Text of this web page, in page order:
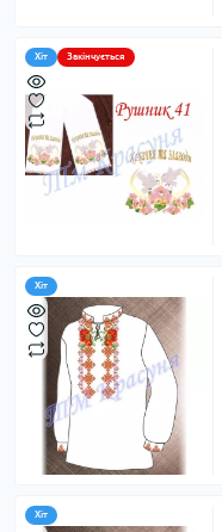
Хіт Закінчується
Хіт
Хіт